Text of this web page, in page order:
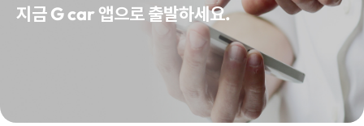
지금 G car 앱으로 출발하세요.